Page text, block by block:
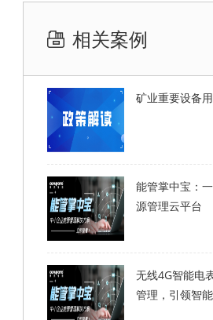
相关案例
矿业重要设备
能管掌中宝：
源管理云平台
无线4G智能电
管理，引领智